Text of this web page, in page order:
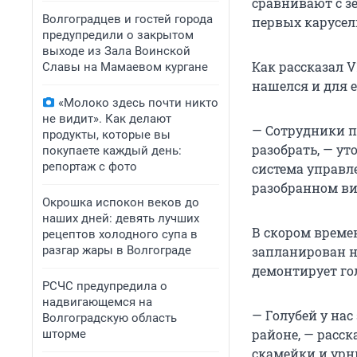
Волгоградцев и гостей города
предупредили о закрытом
выходе из Зала Воинской
Славы на Мамаевом кургане
«Молоко здесь почти никто
не видит». Как делают
продукты, которые вы
покупаете каждый день:
репортаж с фото
Окрошка испокон веков до
наших дней: девять лучших
рецептов холодного супа в
разгар жары в Волгограде
РСЧС предупредила о
надвигающемся на
Волгоградскую область
шторме
первых
Как рассказал
нашелся и для
— Сотрудники
разобрать, —
система
разобранном
В скором
запланирован
демонтирует
— Голубей у
районе, —
скамейки и